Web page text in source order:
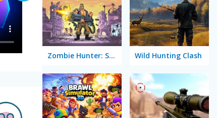
Zombie Hunter: Survival Wild Hunting Clash